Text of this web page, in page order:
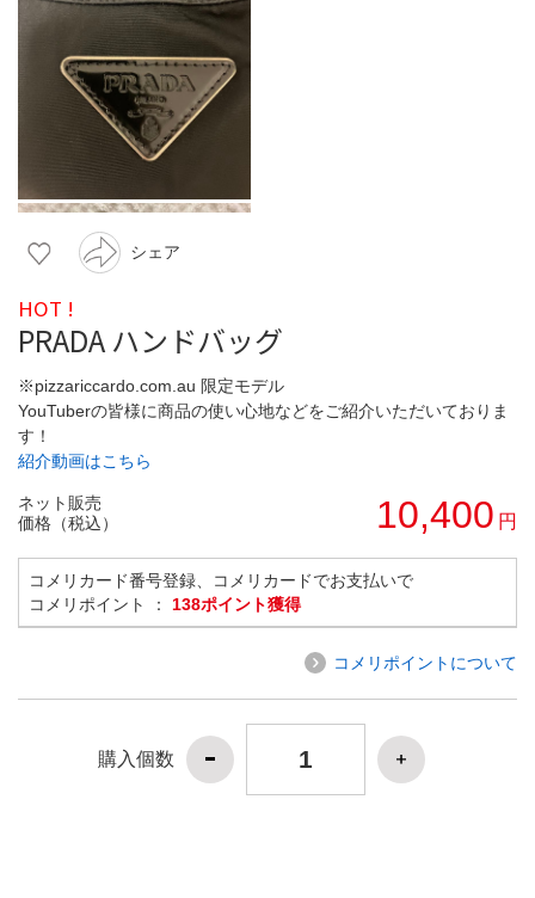
シェア
HOT !
PRADA ハンドバッグ
※pizzariccardo.com.au 限定モデル
YouTuberの皆様に商品の使い心地などをご紹介いただいておりま
す！
紹介動画はこちら
ネット販売
価格（税込）
10,400 円
コメリカード番号登録、コメリカードでお支払いで
コメリポイント ： 138ポイント獲得
コメリポイントについて
購入個数